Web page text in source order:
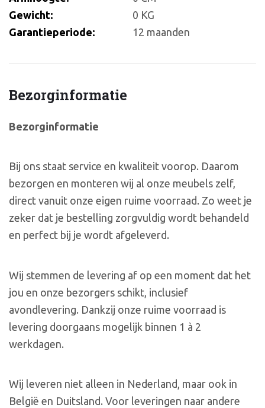
Gewicht:
0 KG
Garantieperiode:
12 maanden
Bezorginformatie
Bezorginformatie
Bij ons staat service en kwaliteit voorop. Daarom
bezorgen en monteren wij al onze meubels zelf,
direct vanuit onze eigen ruime voorraad. Zo weet je
zeker dat je bestelling zorgvuldig wordt behandeld
en perfect bij je wordt afgeleverd.
Wij stemmen de levering af op een moment dat het
jou en onze bezorgers schikt, inclusief
avondlevering. Dankzij onze ruime voorraad is
levering doorgaans mogelijk binnen 1 à 2
werkdagen.
Wij leveren niet alleen in Nederland, maar ook in
België en Duitsland. Voor leveringen naar andere